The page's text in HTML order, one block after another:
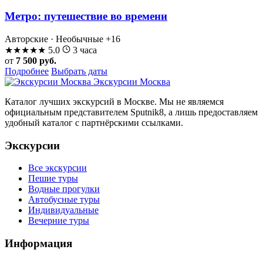
Метро: путешествие во времени
Авторские · Необычные +16
★★★★★ 5.0
3 часа
от 7 500 руб.
Подробнее Выбрать даты
Экскурсии Москва
Каталог лучших экскурсий в Москве. Мы не являемся
официальным представителем Sputnik8, а лишь предоставляем
удобный каталог с партнёрскими ссылками.
Экскурсии
Все экскурсии
Пешие туры
Водные прогулки
Автобусные туры
Индивидуальные
Вечерние туры
Информация